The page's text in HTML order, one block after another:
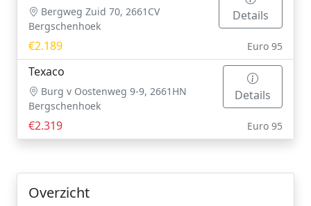
Bergweg Zuid 70, 2661CV
Bergschenhoek
Details
€2.189
Euro 95
Texaco
Burg v Oostenweg 9-9, 2661HN
Bergschenhoek
Details
€2.319
Euro 95
Overzicht